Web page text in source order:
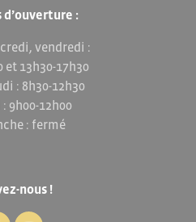
d’ouverture :
vendredi :
et 13h30-17h30
: 8h30-12h30
9h00-12h00
: fermé
nous !